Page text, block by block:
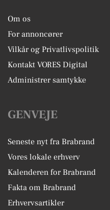
Om os
For annoncører
Vilkår og Privatlivspolitik
Kontakt VORES Digital
Administrer samtykke
GENVEJE
Seneste nyt fra Brabrand
Vores lokale erhverv
Kalenderen for Brabrand
Fakta om Brabrand
Erhvervsartikler